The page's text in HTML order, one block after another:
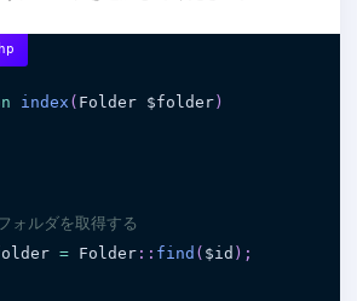
index ( Folder $folder)
ルダを取得する
= Folder : : find ( $id ) ;